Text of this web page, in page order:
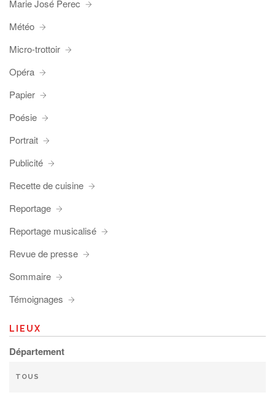
Marie José Perec
Météo
Micro-trottoir
Opéra
Papier
Poésie
Portrait
Publicité
Recette de cuisine
Reportage
Reportage musicalisé
Revue de presse
Sommaire
Témoignages
LIEUX
Département